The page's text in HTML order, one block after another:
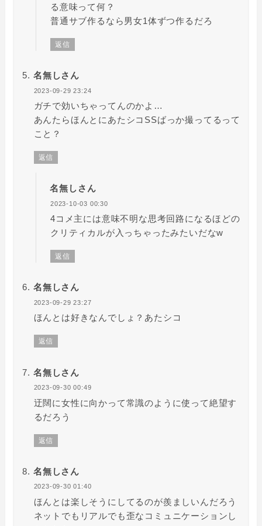
る意味って何？
普通サブ作るなら男女1体ずつ作るだろ
返信
名無しさん
2023-09-29 23:24
ガチで効いちゃってんのかよ…
あんたらほんとにあたシコSSばっか撮ってるって
こと？
返信
名無しさん
2023-10-03 00:30
4コメ主には意味不明な思考回路になるほどの
クリティカルが入っちゃったみたいだなw
返信
名無しさん
2023-09-29 23:27
ほんとは好きなんでしょ？あたシコ
返信
名無しさん
2023-09-30 00:49
迂闊に女性に向かって常識のように使って絶望す
るだろう
返信
名無しさん
2023-09-30 01:40
ほんとは楽しそうにしてるのが羨ましいんだろう
ネットでもリアルでも歪なコミュニケーションし